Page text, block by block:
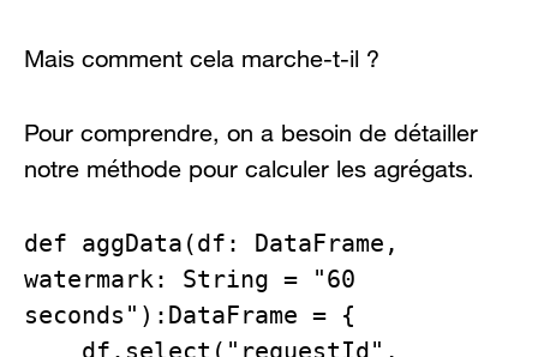
Mais comment cela marche-t-il ?
Pour comprendre, on a besoin de détailler
notre méthode pour calculer les agrégats.
def aggData(df: DataFrame,
watermark: String = "60
seconds"):DataFrame = {